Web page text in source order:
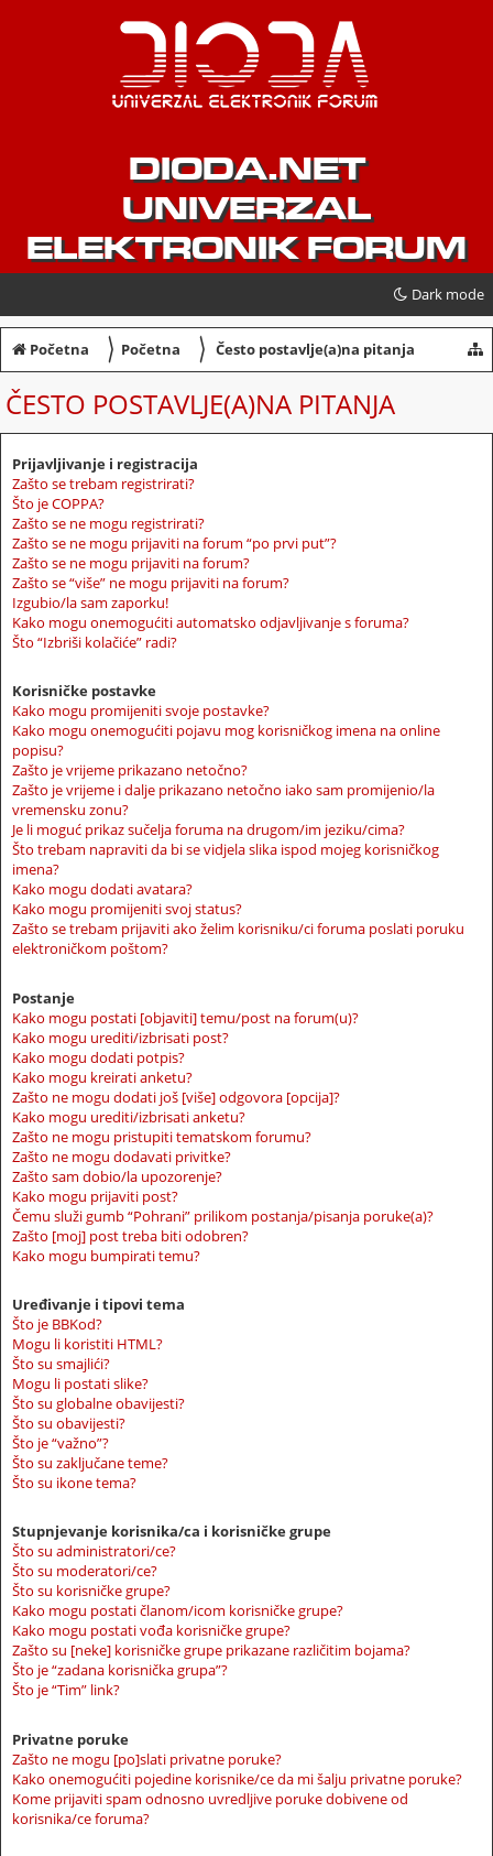
DIODA.NET
UNIVERZAL
ELEKTRONIK FORUM
Dark mode
Početna 〉 Početna 〉 Često postavlje(a)na pitanja
ČESTO POSTAVLJE(A)NA PITANJA
Prijavljivanje i registracija
Zašto se trebam registrirati?
Što je COPPA?
Zašto se ne mogu registrirati?
Zašto se ne mogu prijaviti na forum “po prvi put”?
Zašto se ne mogu prijaviti na forum?
Zašto se “više” ne mogu prijaviti na forum?
Izgubio/la sam zaporku!
Kako mogu onemogućiti automatsko odjavljivanje s foruma?
Što “Izbriši kolačiće” radi?
Korisničke postavke
Kako mogu promijeniti svoje postavke?
Kako mogu onemogućiti pojavu mog korisničkog imena na online
popisu?
Zašto je vrijeme prikazano netočno?
Zašto je vrijeme i dalje prikazano netočno iako sam promijenio/la
vremensku zonu?
Je li moguć prikaz sučelja foruma na drugom/im jeziku/cima?
Što trebam napraviti da bi se vidjela slika ispod mojeg korisničkog
imena?
Kako mogu dodati avatara?
Kako mogu promijeniti svoj status?
Zašto se trebam prijaviti ako želim korisniku/ci foruma poslati poruku
elektroničkom poštom?
Postanje
Kako mogu postati [objaviti] temu/post na forum(u)?
Kako mogu urediti/izbrisati post?
Kako mogu dodati potpis?
Kako mogu kreirati anketu?
Zašto ne mogu dodati još [više] odgovora [opcija]?
Kako mogu urediti/izbrisati anketu?
Zašto ne mogu pristupiti tematskom forumu?
Zašto ne mogu dodavati privitke?
Zašto sam dobio/la upozorenje?
Kako mogu prijaviti post?
Čemu služi gumb “Pohrani” prilikom postanja/pisanja poruke(a)?
Zašto [moj] post treba biti odobren?
Kako mogu bumpirati temu?
Uređivanje i tipovi tema
Što je BBKod?
Mogu li koristiti HTML?
Što su smajlići?
Mogu li postati slike?
Što su globalne obavijesti?
Što su obavijesti?
Što je “važno”?
Što su zaključane teme?
Što su ikone tema?
Stupnjevanje korisnika/ca i korisničke grupe
Što su administratori/ce?
Što su moderatori/ce?
Što su korisničke grupe?
Kako mogu postati članom/icom korisničke grupe?
Kako mogu postati vođa korisničke grupe?
Zašto su [neke] korisničke grupe prikazane različitim bojama?
Što je “zadana korisnička grupa”?
Što je “Tim” link?
Privatne poruke
Zašto ne mogu [po]slati privatne poruke?
Kako onemogućiti pojedine korisnike/ce da mi šalju privatne poruke?
Kome prijaviti spam odnosno uvredljive poruke dobivene od
korisnika/ce foruma?